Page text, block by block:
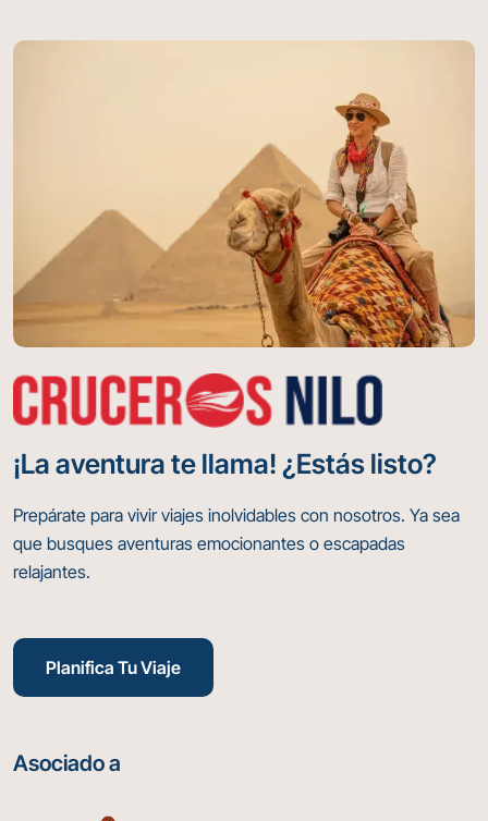
¡La aventura te llama! ¿Estás listo?
Prepárate para vivir viajes inolvidables con nosotros. Ya sea
que busques aventuras emocionantes o escapadas
relajantes.
Planifica Tu Viaje
Asociado a